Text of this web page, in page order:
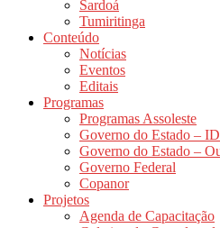
Sardoá
Tumiritinga
Conteúdo
Notícias
Eventos
Editais
Programas
Programas Assoleste
Governo do Estado –
Governo do Estado –
Governo Federal
Copanor
Projetos
Agenda de Capacitação